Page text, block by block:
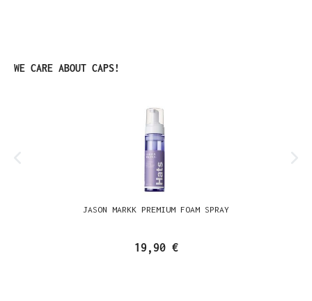
Produktgalerie überspringen
WE CARE ABOUT CAPS!
JASON MARKK PREMIUM FOAM SPRAY
19,90 €